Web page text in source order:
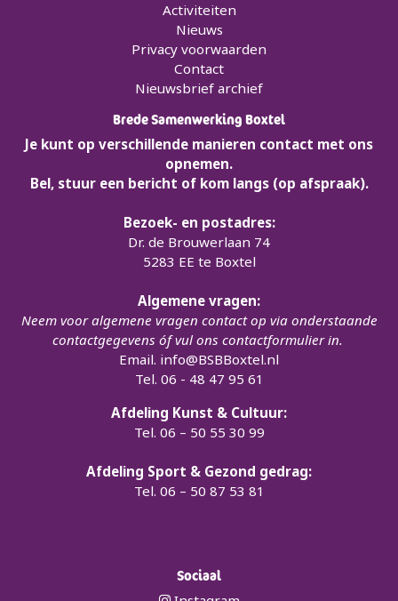
Activiteiten
Nieuws
Privacy voorwaarden
Contact
Nieuwsbrief archief
Brede Samenwerking Boxtel
Je kunt op verschillende manieren contact met ons
opnemen.
Bel, stuur een bericht of kom langs (op afspraak).
Bezoek- en postadres:
Dr. de Brouwerlaan 74
5283 EE te Boxtel
Algemene vragen:
Neem voor algemene vragen contact op via onderstaande
contactgegevens óf vul ons contactformulier in.
Email. info@BSBBoxtel.nl
Tel. 06 - 48 47 95 61
Afdeling Kunst & Cultuur:
Tel. 06 – 50 55 30 99
Afdeling Sport & Gezond gedrag:
Tel. 06 – 50 87 53 81
Sociaal